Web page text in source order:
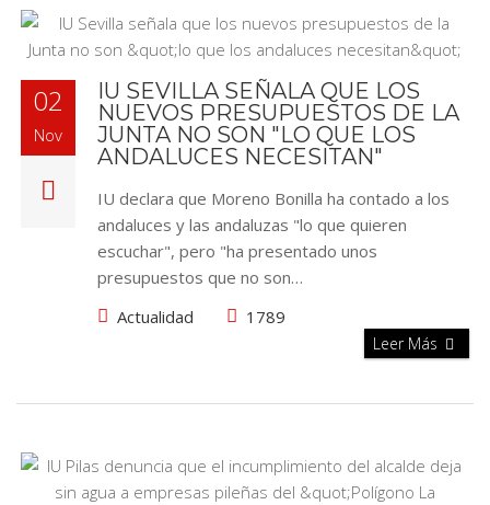
02
Nov
IU SEVILLA SEÑALA QUE LOS
NUEVOS PRESUPUESTOS DE LA
JUNTA NO SON "LO QUE LOS
ANDALUCES NECESITAN"
IU declara que Moreno Bonilla ha contado a los
andaluces y las andaluzas "lo que quieren
escuchar", pero "ha presentado unos
presupuestos que no son…
Actualidad
1789
Leer Más